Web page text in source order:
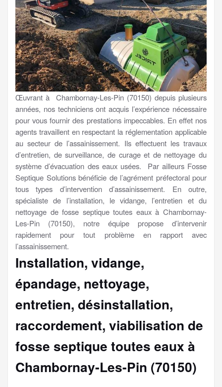
Œuvrant à Chambornay-Les-Pin (70150) depuis plusieurs
années, nos techniciens ont acquis l’expérience nécessaire
pour vous fournir des prestations impeccables. En effet nos
agents travaillent en respectant la réglementation applicable
au secteur de l’assainissement. Ils effectuent les travaux
d’entretien, de surveillance, de curage et de nettoyage du
système d’évacuation des eaux usées. Par ailleurs Fosse
Septique Solutions bénéficie de l’agrément préfectoral pour
tous types d’intervention d’assainissement. En outre,
spécialiste de l’installation, le vidange, l’entretien et du
nettoyage de fosse septique toutes eaux à Chambornay-
Les-Pin (70150), notre équipe propose d’intervenir
rapidement pour tout problème en rapport avec
l’assainissement.
Installation, vidange,
épandage, nettoyage,
entretien, désinstallation,
raccordement, viabilisation de
fosse septique toutes eaux à
Chambornay-Les-Pin (70150)